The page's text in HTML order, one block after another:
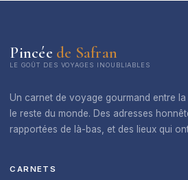
Pincée de Safran
LE GOÛT DES VOYAGES INOUBLIABLES
Un carnet de voyage gourmand entre
le reste du monde. Des adresses
rapportées de là-bas, et des lieux qui
CARNETS